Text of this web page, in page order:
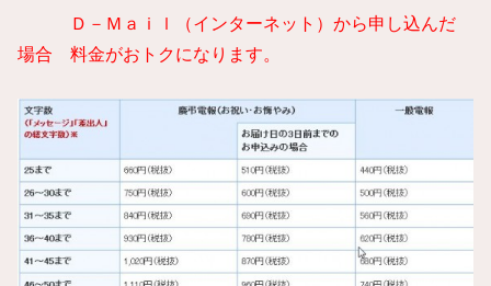
Ｄ－Ｍａｉｌ（インターネット）から申し込んだ
場合 料金がおトクになります。